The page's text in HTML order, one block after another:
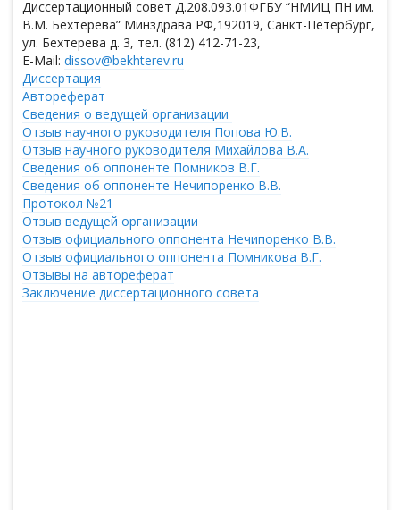
Диссертационный совет Д.208.093.01ФГБУ “НМИЦ ПН им.
В.М. Бехтерева” Минздрава РФ,192019, Санкт-Петербург,
ул. Бехтерева д. 3, тел. (812) 412-71-23,
E-Mail: dissov@bekhterev.ru
Диссертация
Автореферат
Сведения о ведущей организации
Отзыв научного руководителя Попова Ю.В.
Отзыв научного руководителя Михайлова В.А.
Сведения об оппоненте Помников В.Г.
Сведения об оппоненте Нечипоренко В.В.
Протокол №21
Отзыв ведущей организации
Отзыв официального оппонента Нечипоренко В.В.
Отзыв официального оппонента Помникова В.Г.
Отзывы на автореферат
Заключение диссертационного совета